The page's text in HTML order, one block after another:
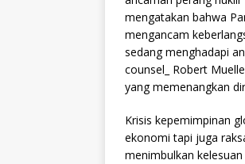
mengatakan bahwa
mengancam
sedang menghadapi
counsel_ Robert
yang memenangkan
Krisis kepemimpinan
ekonomi tapi juga
menimbulkan